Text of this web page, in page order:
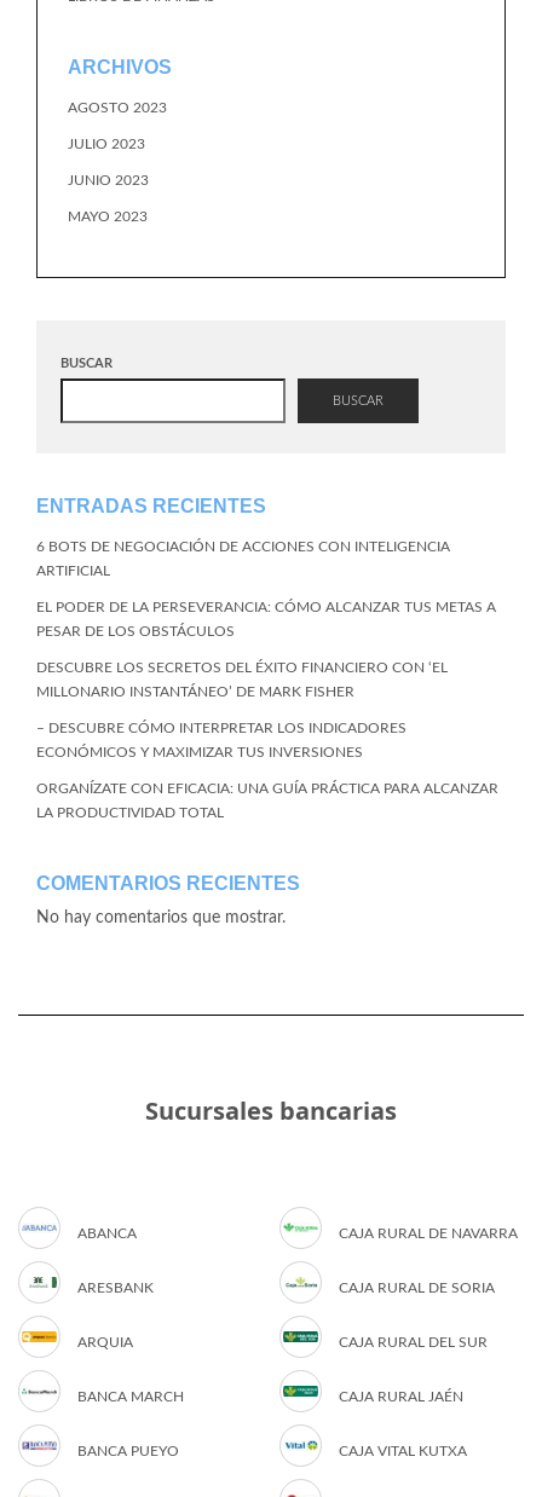
ARCHIVOS
AGOSTO 2023
JULIO 2023
JUNIO 2023
MAYO 2023
BUSCAR
BUSCAR
ENTRADAS RECIENTES
6 BOTS DE NEGOCIACIÓN DE ACCIONES CON INTELIGENCIA
ARTIFICIAL
EL PODER DE LA PERSEVERANCIA: CÓMO ALCANZAR TUS METAS A
PESAR DE LOS OBSTÁCULOS
DESCUBRE LOS SECRETOS DEL ÉXITO FINANCIERO CON ‘EL
MILLONARIO INSTANTÁNEO’ DE MARK FISHER
– DESCUBRE CÓMO INTERPRETAR LOS INDICADORES
ECONÓMICOS Y MAXIMIZAR TUS INVERSIONES
ORGANÍZATE CON EFICACIA: UNA GUÍA PRÁCTICA PARA ALCANZAR
LA PRODUCTIVIDAD TOTAL
COMENTARIOS RECIENTES
No hay comentarios que mostrar.
Sucursales bancarias
ABANCA
ARESBANK
ARQUIA
BANCA MARCH
BANCA PUEYO
CAJA RURAL DE NAVARRA
CAJA RURAL DE SORIA
CAJA RURAL DEL SUR
CAJA RURAL JAÉN
CAJA VITAL KUTXA